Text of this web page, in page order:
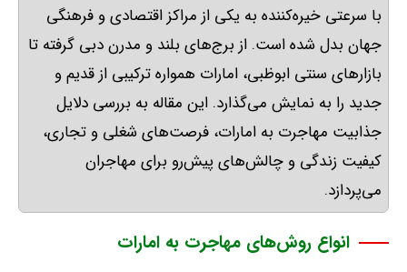
با سرعتی خیره‌کننده به یکی از مراکز اقتصادی و فرهنگی
جهان بدل شده است. از برج‌های بلند و مدرن دبی گرفته تا
بازارهای سنتی ابوظبی، امارات همواره ترکیبی از قدیم و
جدید را به نمایش می‌گذارد. این مقاله به بررسی دلایل
جذابیت مهاجرت به امارات، فرصت‌های شغلی و تجاری،
کیفیت زندگی و چالش‌های پیش‌رو برای مهاجران
می‌پردازد.
انواع روش‌های مهاجرت به امارات